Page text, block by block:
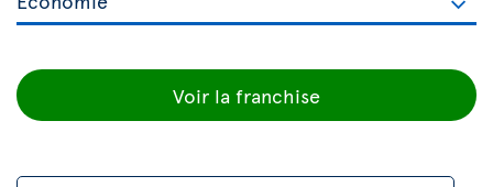
Voir la franchise